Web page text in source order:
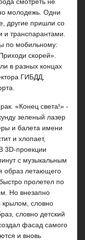
молодежь. Одни
другие пришли со
транспарантами.
по мобильному:
скорей».
в разных концах
ГИБДД,
«Конец света!» -
зеленый лазер
и балета имени
и хлопает,
3D-проекции
с музыкальным
образ летающего
пролетел по
Но внезапно
крылом, словно
словно детский
фасад самого
и вновь